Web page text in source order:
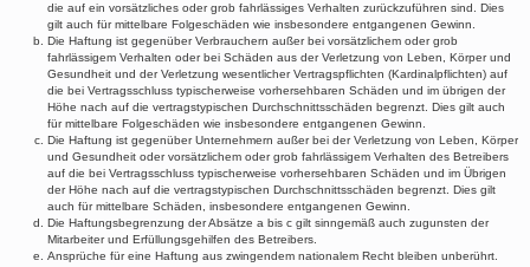
die auf ein vorsätzliches oder grob fahrlässiges Verhalten zurückzuführen sind. Dies
gilt auch für mittelbare Folgeschäden wie insbesondere entgangenen Gewinn.
Die Haftung ist gegenüber Verbrauchern außer bei vorsätzlichem oder grob
fahrlässigem Verhalten oder bei Schäden aus der Verletzung von Leben, Körper und
Gesundheit und der Verletzung wesentlicher Vertragspflichten (Kardinalpflichten) auf
die bei Vertragsschluss typischerweise vorhersehbaren Schäden und im übrigen der
Höhe nach auf die vertragstypischen Durchschnittsschäden begrenzt. Dies gilt auch
für mittelbare Folgeschäden wie insbesondere entgangenen Gewinn.
Die Haftung ist gegenüber Unternehmern außer bei der Verletzung von Leben, Körper
und Gesundheit oder vorsätzlichem oder grob fahrlässigem Verhalten des Betreibers
auf die bei Vertragsschluss typischerweise vorhersehbaren Schäden und im Übrigen
der Höhe nach auf die vertragstypischen Durchschnittsschäden begrenzt. Dies gilt
auch für mittelbare Schäden, insbesondere entgangenen Gewinn.
Die Haftungsbegrenzung der Absätze a bis c gilt sinngemäß auch zugunsten der
Mitarbeiter und Erfüllungsgehilfen des Betreibers.
Ansprüche für eine Haftung aus zwingendem nationalem Recht bleiben unberührt.